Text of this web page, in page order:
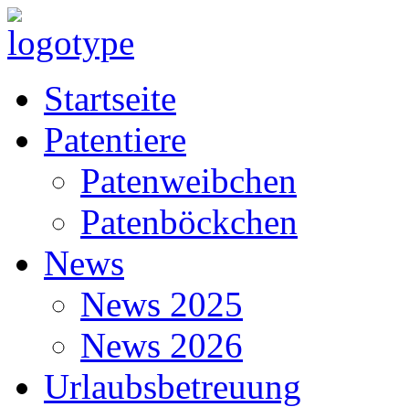
Startseite
Patentiere
Patenweibchen
Patenböckchen
News
News 2025
News 2026
Urlaubsbetreuung